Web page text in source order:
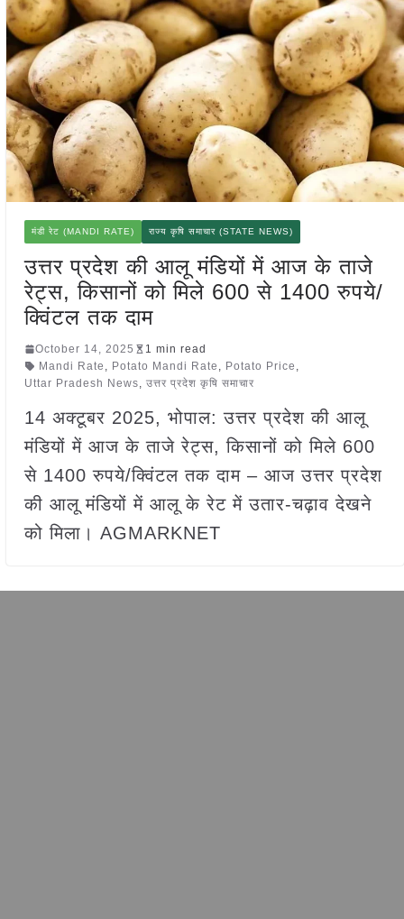
मंडी रेट (MANDI RATE) राज्य कृषि समाचार (STATE NEWS)
उत्तर प्रदेश की आलू मंडियों में आज के ताजे
रेट्स, किसानों को मिले 600 से 1400 रुपये/
क्विंटल तक दाम
October 14, 2025
1 min read
Mandi Rate , Potato Mandi Rate , Potato Price ,
Uttar Pradesh News, उत्तर प्रदेश कृषि समाचार
14 अक्टूबर 2025, भोपाल: उत्तर प्रदेश की आलू
मंडियों में आज के ताजे रेट्स, किसानों को मिले 600
से 1400 रुपये/क्विंटल तक दाम – आज उत्तर प्रदेश
की आलू मंडियों में आलू के रेट में उतार-चढ़ाव देखने
को मिला। AGMARKNET